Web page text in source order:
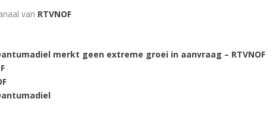
van RTVNOF
merkt geen extreme groei in aanvraag – RTVNOF